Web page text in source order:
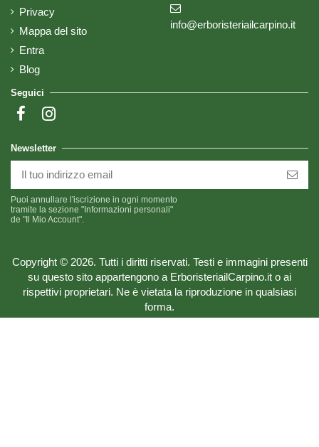
Privacy
Mappa del sito
Entra
Blog
info@erboristeriailcarpino.it
Seguici
Newsletter
Puoi annullare l'iscrizione in ogni momento
tramite la sezione "Informazioni personali"
de "Il Mio Account".
Copyright © 2026. Tutti i diritti riservati. Testi e immagini presenti
su questo sito appartengono a ErboristeriailCarpino.it o ai
rispettivi proprietari. Ne è vietata la riproduzione in qualsiasi
forma.